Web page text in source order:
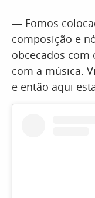
— Fomos
composição e
obcecados com
com a música.
e então aqui